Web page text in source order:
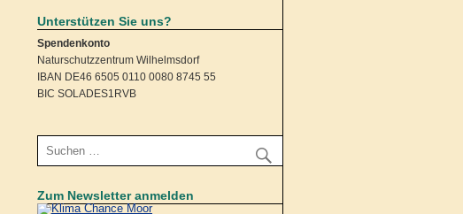
Unterstützen Sie uns?
Spendenkonto
Naturschutzzentrum Wilhelmsdorf
IBAN DE46 6505 0110 0080 8745 55
BIC SOLADES1RVB
Zum Newsletter anmelden